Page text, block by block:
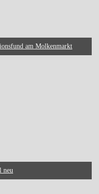
am Molkenmarkt
neu